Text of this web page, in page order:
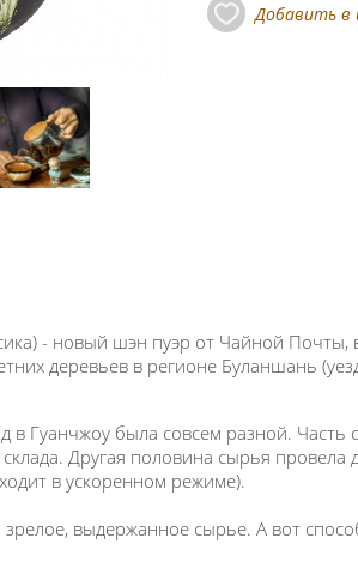
Добавить в
- новый шэн пуэр от Чайной Почты,
деревьев в регионе Буланшань
в Гуанчжоу была совсем разной. Часть
Другая половина сырья провела
в ускоренном режиме).
выдержанное сырье. А вот